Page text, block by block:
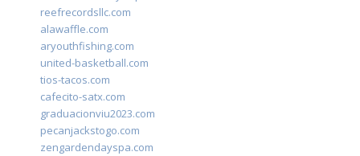
reefrecordsllc.com
alawaffle.com
aryouthfishing.com
united-basketball.com
tios-tacos.com
cafecito-satx.com
graduacionviu2023.com
pecanjackstogo.com
zengardendayspa.com